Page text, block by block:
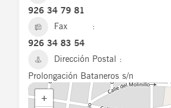
926 34 79 81
Fax
926 34 83 54
Dirección Postal
Prolongación Bataneros s/n
+